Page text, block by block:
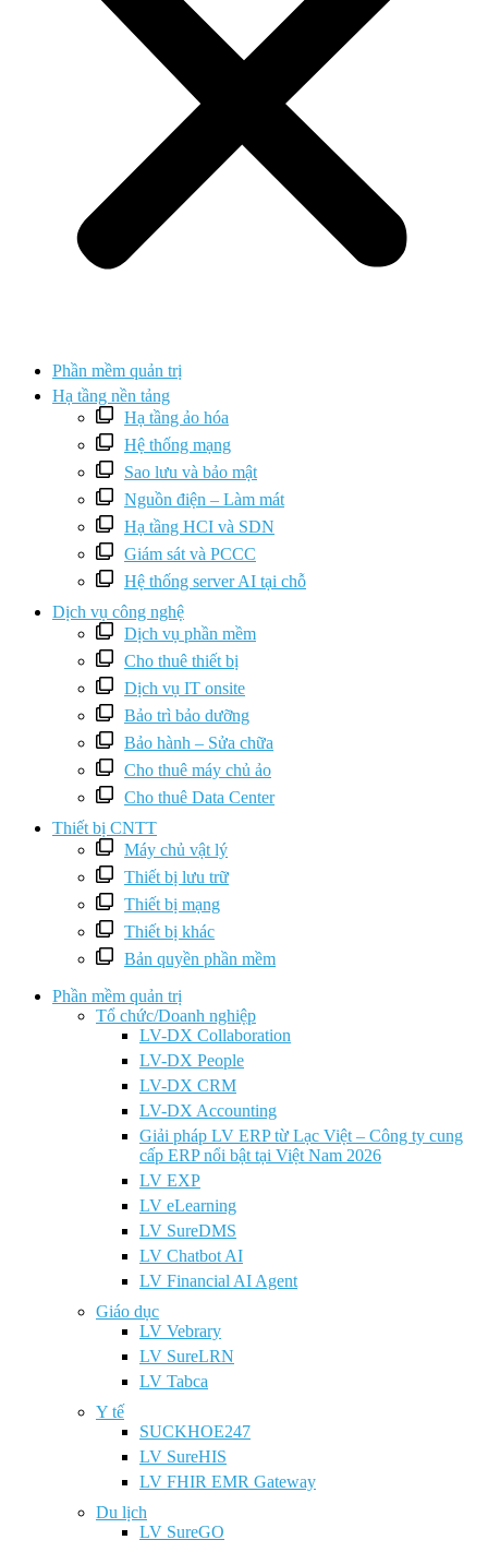
Phần mềm quản trị
Hạ tầng nền tảng
Hạ tầng ảo hóa
Hệ thống mạng
Sao lưu và bảo mật
Nguồn điện – Làm mát
Hạ tầng HCI và SDN
Giám sát và PCCC
Hệ thống server AI tại chỗ
Dịch vụ công nghệ
Dịch vụ phần mềm
Cho thuê thiết bị
Dịch vụ IT onsite
Bảo trì bảo dưỡng
Bảo hành – Sửa chữa
Cho thuê máy chủ ảo
Cho thuê Data Center
Thiết bị CNTT
Máy chủ vật lý
Thiết bị lưu trữ
Thiết bị mạng
Thiết bị khác
Bản quyền phần mềm
Phần mềm quản trị
Tổ chức/Doanh nghiệp
LV-DX Collaboration
LV-DX People
LV-DX CRM
LV-DX Accounting
Giải pháp LV ERP từ Lạc Việt – Công ty cung
cấp ERP nổi bật tại Việt Nam 2026
LV EXP
LV eLearning
LV SureDMS
LV Chatbot AI
LV Financial AI Agent
Giáo dục
LV Vebrary
LV SureLRN
LV Tabca
Y tế
SUCKHOE247
LV SureHIS
LV FHIR EMR Gateway
Du lịch
LV SureGO